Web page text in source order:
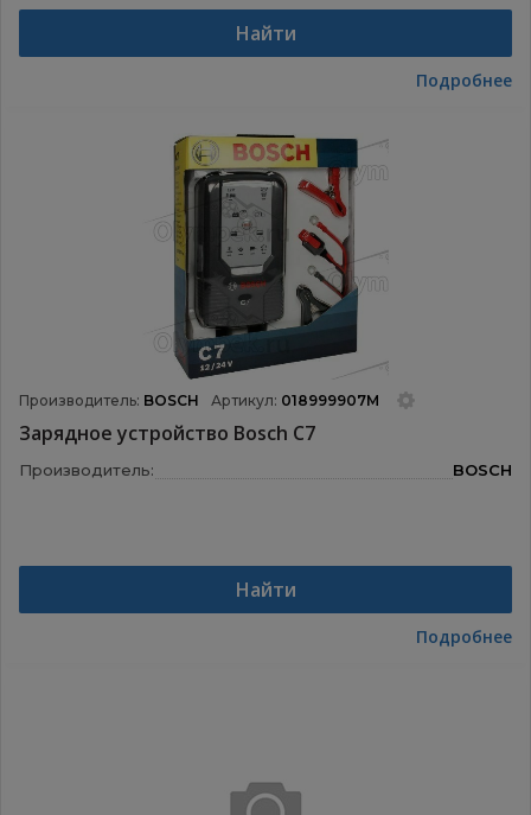
6V-14Ач/12V-120Ач
Найти
Подробнее
Производитель: BOSCH Артикул: 018999907M
Зарядное устройство Bosch C7
Производитель: BOSCH
Найти
Подробнее